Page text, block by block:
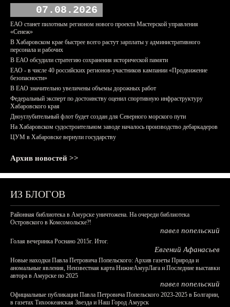
07.08.2026
ЕАО станет пилотным регионом нового проекта Мастерской управления
«Сенеж»
В Хабаровском крае быстрее всего растут зарплаты у административного
персонала и рабочих
В ЕАО обсудили стратегию сохранения исторической памяти
ЕАО - в числе 40 российских регионов-участников кампании «Продвижение
безопасности»
В ЕАО значительно увеличены объемы дорожных работ
Федеральный эксперт по достоинству оценил спортивную инфраструктуру
Хабаровского края
Дноуглубительный флот будет создан для Северного морского пути
На Хабаровском судостроительном заводе началось производство дебаркадеров
ЦУМ в Хабаровске вернули государству
Архив новостей >>
ИЗ БЛОГОВ
Районная библиотека в Амурске уничтожена. На очереди библиотека
Островского в Комсомольске?!
павел попельский
Голая вечеринка Роснано 2015г. Итог.
Евгений Афанасьев
Новые находки Павла Петровича Попельского: Архив газеты Природа и
аномальные явления, Неизвестная карта НижнеАмурЛага и Последние выставки
автора в Амурске по 2025
павел попельский
Официальные публикации Павла Петровича Попельского 2023-2025 в Болгарии,
в газетах Тихоокеанская Звезда и Наш Город Амурск